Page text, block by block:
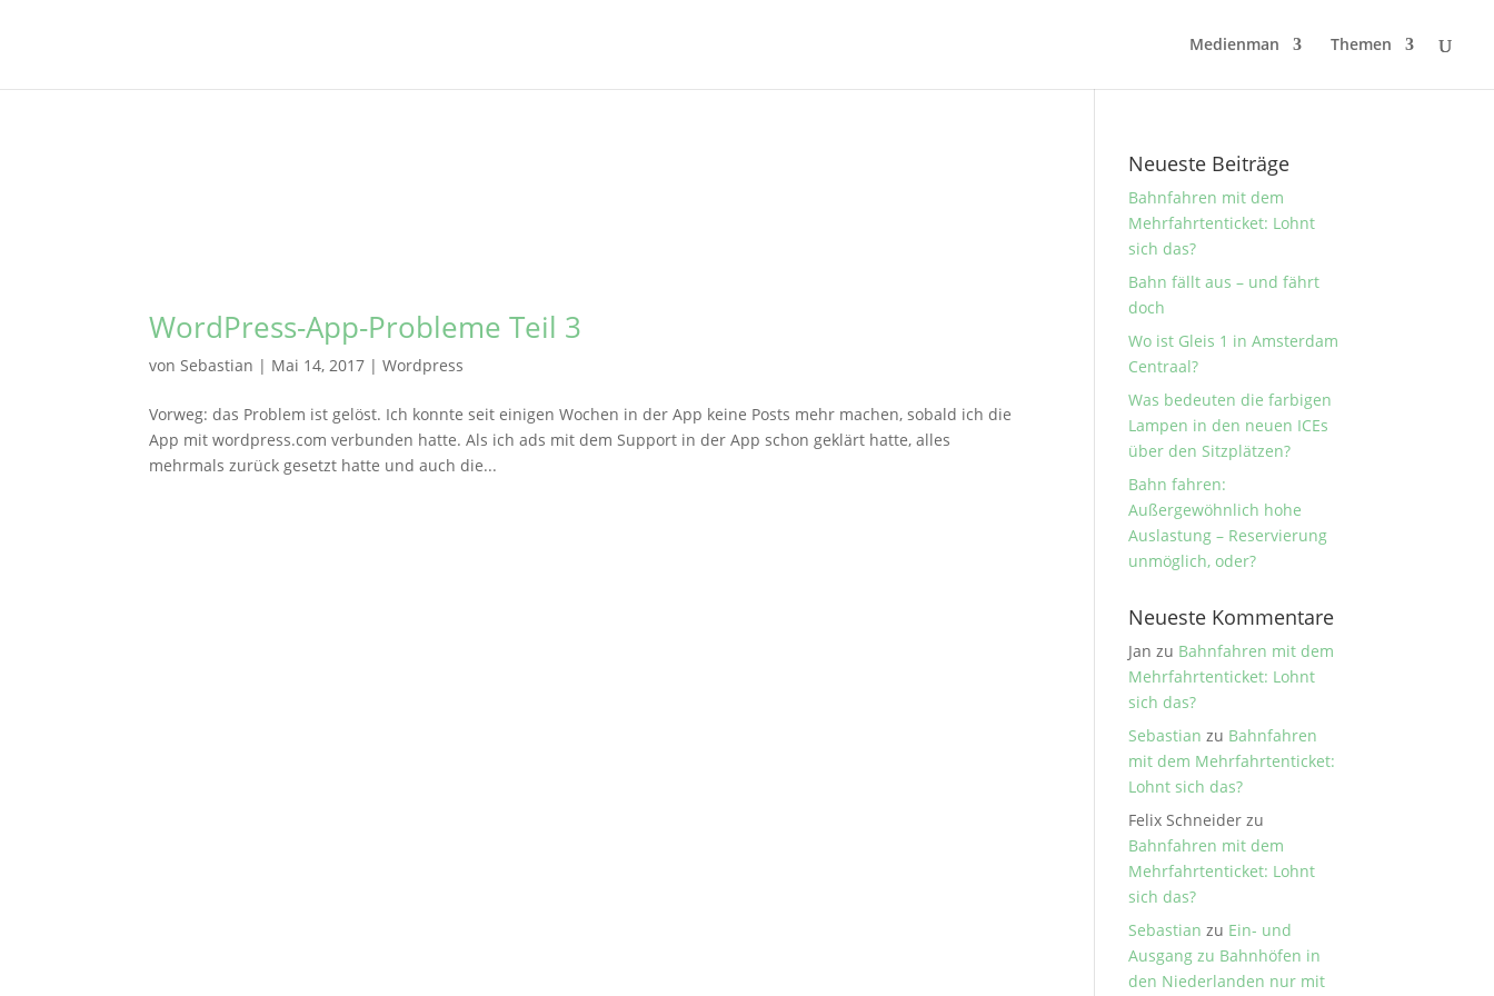
Medienman Themen
WordPress-App-Probleme Teil 3
vonSebastian | Mai 14, 2017 |Wordpress
Vorweg: das Problem ist gelöst. Ich konnte seit einigen Wochen in der App keine Posts mehr machen, sobald ich die
App mit wordpress.com verbunden hatte. Als ich ads mit dem Support in der App schon geklärt hatte, alles
mehrmals zurück gesetzt hatte und auch die...
Neueste Beiträge
Bahnfahren mit dem
Mehrfahrtenticket: Lohnt
sich das?
Bahn fällt aus – und fährt
doch
Wo ist Gleis 1 in Amsterdam
Centraal?
Was bedeuten die farbigen
Lampen in den neuen ICEs
über den Sitzplätzen?
Bahn fahren:
Außergewöhnlich hohe
Auslastung – Reservierung
unmöglich, oder?
Neueste Kommentare
Jan zu Bahnfahren mit dem
Mehrfahrtenticket: Lohnt
sich das?
Sebastian zu Bahnfahren
mit dem Mehrfahrtenticket:
Lohnt sich das?
Felix Schneider zu
Bahnfahren mit dem
Mehrfahrtenticket: Lohnt
sich das?
Sebastian zu Ein- und
Ausgang zu Bahnhöfen in
den Niederlanden nur mit